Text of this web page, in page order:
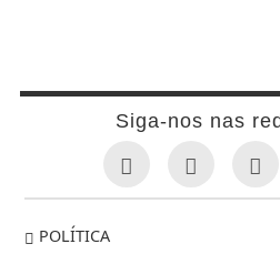
Siga-nos nas
POLÍTICA